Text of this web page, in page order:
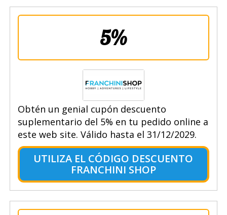
5%
Obtén un genial cupón descuento
suplementario del 5% en tu pedido online a
este web site. Válido hasta el 31/12/2029.
UTILIZA EL CÓDIGO DESCUENTO
FRANCHINI SHOP